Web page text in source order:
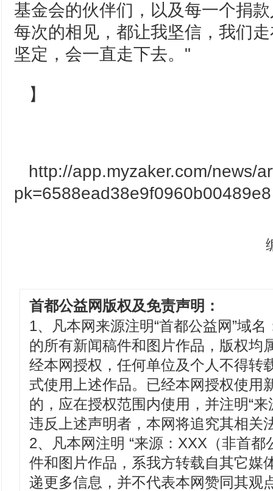
基金会的伙伴们，以及每一个捐
每次的相见，都让我坚信，我们
坚定，会一直走下去。"
】
http://app.myzaker.com/news/
pk=6588ead38e9f0960b00489e8
首都公益网版权及免责声明：
1、凡本网来源注明“首都公益网”域名
的所有新闻稿件和图片作品，版权均
经本网授权，任何单位及个人不得转
式使用上述作品。已经本网授权使用
的，应在授权范围内使用，并注明“
违反上述声明者，本网将追究其相关
2、凡本网注明 “来源：XXX（非首都
件和图片作品，系我方转载自其它媒
递更多信息，并不代表本网赞同其观